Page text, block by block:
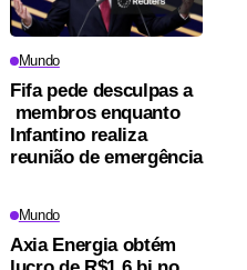
Mundo
Fifa pede desculpas a
membros enquanto
Infantino realiza
reunião de emergência
Mundo
Axia Energia obtém